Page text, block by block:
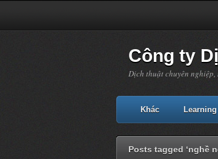
Công ty
Dịch thuật chuyên
Khác
Posts tagged ‘nghề